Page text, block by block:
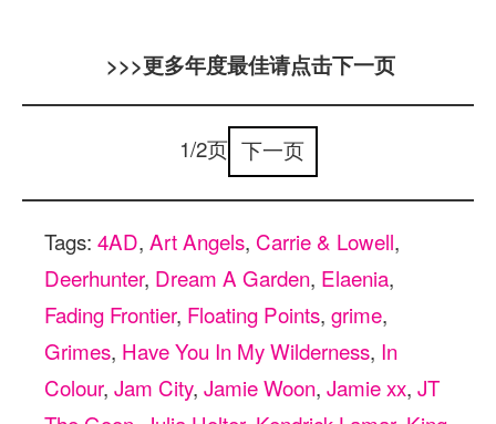
>>>更多年度最佳请点击下一页
1/2页 下一页
Tags: 4AD, Art Angels, Carrie & Lowell,
Deerhunter, Dream A Garden, Elaenia,
Fading Frontier, Floating Points, grime,
Grimes, Have You In My Wilderness, In
Colour, Jam City, Jamie Woon, Jamie xx, JT